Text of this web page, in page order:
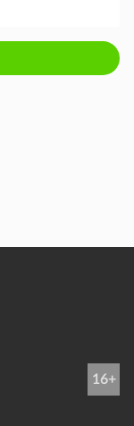
16+